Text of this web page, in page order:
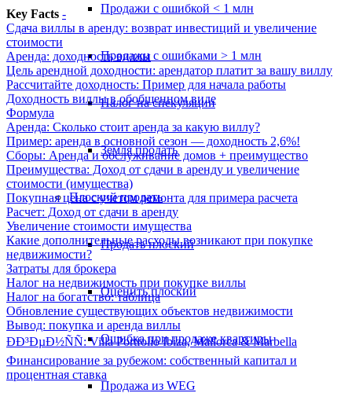
Продажи с ошибкой < 1 млн
Продажи с ошибками > 1 млн
Налог на спекуляции
Земля продать
Плоскийпродать
Продать плоский
Оценить плоский
Ошибка при продаже квартиры
Продажа из WEG
Key Facts -
Сдача виллы в аренду: возврат инвестиций и увеличение
стоимости
Аренда: доходность виллы
Цель арендной доходности: арендатор платит за вашу виллу
Рассчитайте доходность: Пример для начала работы
Доходность виллы в обобщенном виде
Формула
Аренда: Сколько стоит аренда за какую виллу?
Пример: аренда в основной сезон — доходность 2,6%!
Сборы: Аренда и обслуживание домов + преимущество
Преимущества: Доход от сдачи в аренду и увеличение
стоимости (имущества)
Покупная цена с учетом ремонта для примера расчета
Расчет: Доход от сдачи в аренду
Увеличение стоимости имущества
Какие дополнительные расходы возникают при покупке
недвижимости?
Затраты для брокера
Налог на недвижимость при покупке виллы
Налог на богатство: таблица
Обновление существующих объектов недвижимости
Вывод: покупка и аренда виллы
ÐÐ³ÐµÐ½ÑÑ: Villa Portfolio Ibiza, Mallorca & Marbella
Финансирование за рубежом: собственный капитал и
процентная ставка